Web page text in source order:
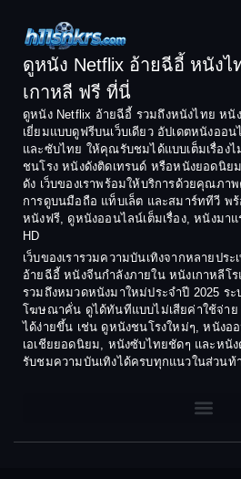
Comedy ตลก
Coming-of-age ชีวิต
Crime อาชญากร
Crime อาชญากร
Culture
Dance เต้น
Dark Comedy ตลก
DC
1994
1992
1990
1988
1986
1984
1982
1980
1974
1972
1970
1968
ดูหนัง Netflix อ้ายฉีอี้ หนัง
เกาหลี ฟรี ที่นี่
ดูหนัง Netflix อ้ายฉีอี้ รวมถึงหนังไทย ห
เยี่ยมแบบดูฟรีบนเว็บเดียว อัปเดตหนังออ
และซับไทย ให้คุณรับชมได้แบบเต็มเรื่อง
ชนโรง หนังดังติดเทรนด์ หรือหนังยอดนิ
ดัง เว็บของเราพร้อมให้บริการด้วยคุณภา
การดูบนมือถือ แท็บเล็ต และสมาร์ททีวี พ
หนังฟรี, ดูหนังออนไลน์เต็มเรื่อง, หนังมา
HD
เว็บของเรารวมความบันเทิงจากหลายปร
อ้ายฉีอี้ หนังจีนกำลังภายใน หนังเกาหลีโ
รวมถึงหมวดหนังมาใหม่ประจำปี 2025 ร
โฆษณาคั่น ดูได้ทันทีแบบไม่เสียค่าใช้จ่า
ได้ง่ายขึ้น เช่น ดูหนังชนโรงใหม่ๆ, หนังอ
เอเชียยอดนิยม, หนังซับไทยชัดๆ และหนัง
รับชมความบันเทิงได้ครบทุกแนวในส่วนท้า